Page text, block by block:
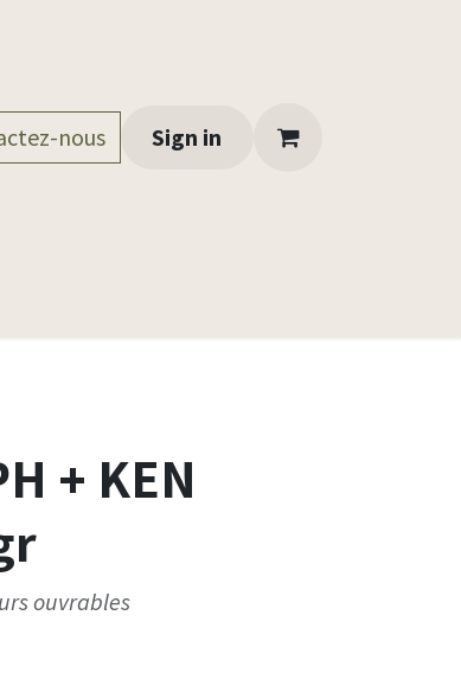
professionnel Nos documents
nous Sign in
+ KEN
ouvrables